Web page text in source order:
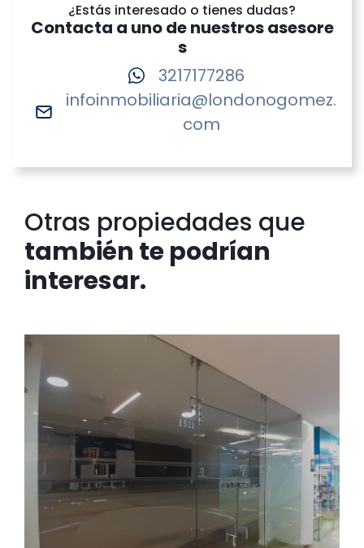
¿Estás interesado o tienes dudas?
Contacta a uno de nuestros asesore
s
3217177286
infoinmobiliaria@londonogomez.
com
Otras propiedades que
también te podrían
interesar.